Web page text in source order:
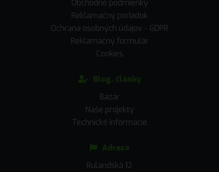
Obchodné podmienky
Reklamačný poriadok
Ochrana osobných údajov - GDPR
Reklamačný formulár
Cookies
Blog, články
Bazár
Naše projekty
Technické informácie
Adresa
Rulandská 12